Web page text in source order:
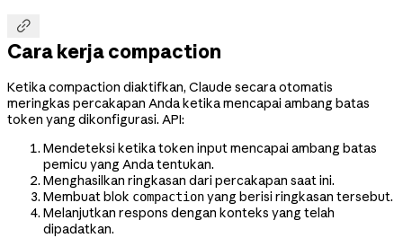

Cara kerja compaction
Ketika compaction diaktifkan, Claude secara otomatis
meringkas percakapan Anda ketika mencapai ambang batas
token yang dikonfigurasi. API:
Mendeteksi ketika token input mencapai ambang batas
pemicu yang Anda tentukan.
Menghasilkan ringkasan dari percakapan saat ini.
Membuat blok compactionyang berisi ringkasan tersebut.
Melanjutkan respons dengan konteks yang telah
dipadatkan.